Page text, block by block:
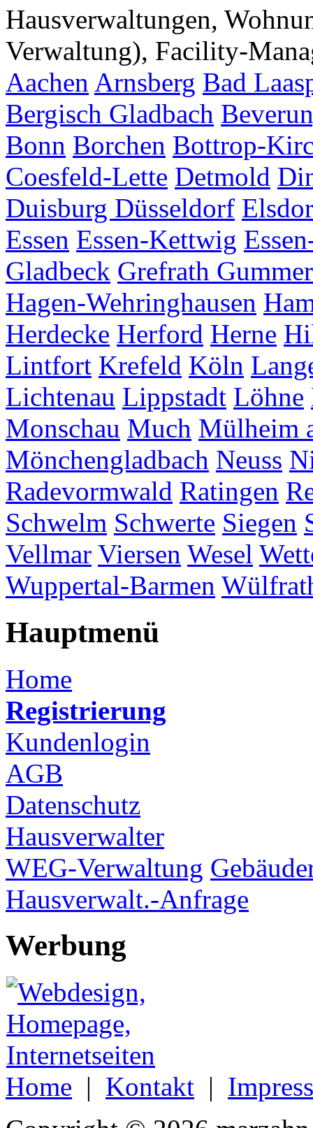
Hausverwaltungen,
Verwaltung), Facility-
Aachen Arnsberg Bad
Bergisch Gladbach
Bonn Borchen Bottrop-
Coesfeld-Lette Detmold
Duisburg Düsseldorf
Essen Essen-Kettwig
Gladbeck Grefrath
Hagen-Wehringhausen
Herdecke Herford Herne
Lintfort Krefeld Köln
Lichtenau Lippstadt Löhne
Monschau Much Mülheim
Mönchengladbach Neuss
Radevormwald Ratingen
Schwelm Schwerte Siegen
Vellmar Viersen Wesel
Wuppertal-Barmen
Hauptmenü
Home
Registrierung
Kundenlogin
AGB
Datenschutz
Hausverwalter
WEG-Verwaltung
Hausverwalt.-Anfrage
Werbung
Home | Kontakt |